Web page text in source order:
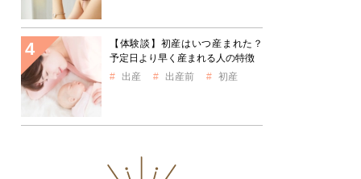
【体験談】初産はいつ産まれた？
予定日より早く産まれる人の特徴
出産
出産前 初産